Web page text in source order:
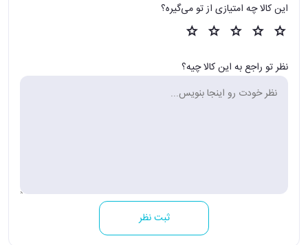
این کالا چه امتیازی از تو می‌گیره؟
نظر تو راجع به این کالا چیه؟
ثبت نظر